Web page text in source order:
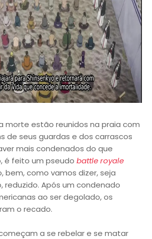
morte estão reunidos na praia com
de seus guardas e dos carrascos
mais condenados do que
é feito um pseudo battle royale
bem, como vamos dizer, seja
reduzido. Após um condenado
ao ser degolado, os
o recado.
a se rebelar e se matar